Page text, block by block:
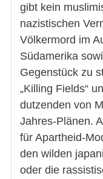
gibt kein
nazistischen
Völkermord im
Südamerika
Gegenstück zu
„Killing Fields“
dutzenden von
Jahres-Plänen.
für Apartheid-
den wilden
oder die